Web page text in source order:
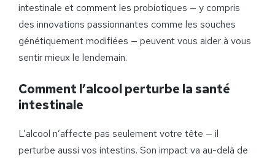
intestinale et comment les probiotiques — y compris
des innovations passionnantes comme les souches
génétiquement modifiées — peuvent vous aider à vous
sentir mieux le lendemain.
Comment l’alcool perturbe la santé
intestinale
L’alcool n’affecte pas seulement votre tête — il
perturbe aussi vos intestins. Son impact va au-delà de